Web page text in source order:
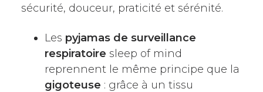
sécurité, douceur, praticité et sérénité.
Les pyjamas de surveillance
respiratoire sleep of mind
reprennent le même principe que la
gigoteuse : grâce à un tissu